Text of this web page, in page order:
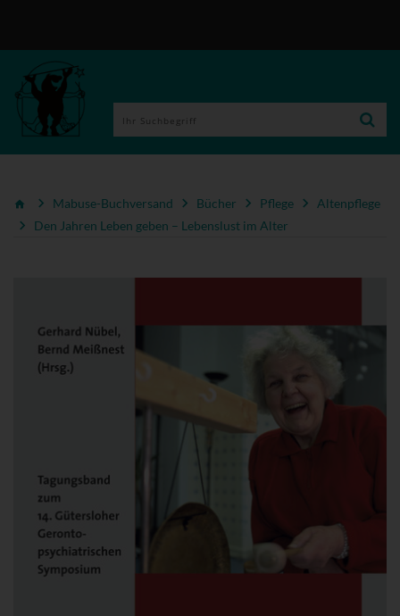
Mabuse-Buchversand Bücher Pflege
Altenpflege
Den Jahren Leben geben – Lebenslust im Alter